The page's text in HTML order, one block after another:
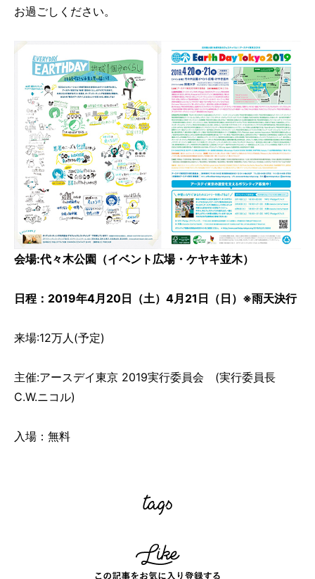
お過ごしください。
会場:代々木公園（イベント広場・ケヤキ並木）
日程：2019年4月20日（土）4月21日（日）※雨天決行
来場:12万人(予定)
主催:アースデイ東京 2019実行委員会 (実行委員長
C.W.ニコル)
入場：無料